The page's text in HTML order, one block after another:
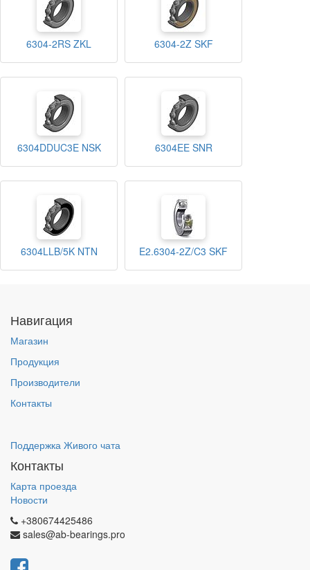
6304-2RS ZKL 6304-2Z SKF
6304DDUC3E NSK 6304EE SNR
6304LLB/5K NTN E2.6304-2Z/C3 SKF
Навигация
Магазин
Продукция
Производители
Контакты
Поддержка Живого чата
Контакты
Карта проезда
Новости
+380674425486
sales@ab-bearings.pro